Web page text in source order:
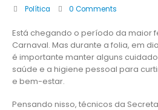
Política 0 Comments
Está chegando o período da maior
Carnaval. Mas durante a folia, em
é importante manter alguns
saúde e a higiene pessoal para
e bem-estar.
Pensando nisso, técnicos da